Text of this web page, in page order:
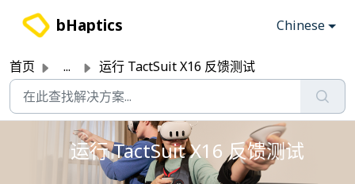
bHaptics Chinese
首页 ... 运行 TactSuit X16 反馈测试
运行 TactSuit X16 反馈测试